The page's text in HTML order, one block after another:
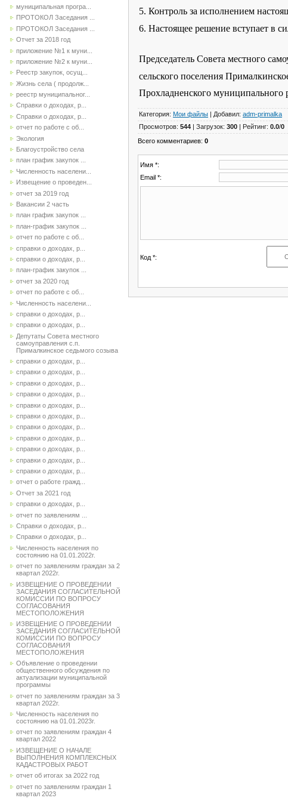
муниципальная програ...
ПРОТОКОЛ Заседания ...
ПРОТОКОЛ Заседания ...
Отчет за 2018 год
приложение №1 к муни...
приложение №2 к муни...
Реестр закупок, осущ...
Жизнь села ( продолж...
реестр муниципальног...
Справки о доходах, р...
Справки о доходах, р...
отчет по работе с об...
Экология
Благоустройство села
план график закупок ...
Численность населени...
Извещение о проведен...
отчет за 2019 год
Вакансии 2 часть
план график закупок ...
план-график закупок ...
отчет по работе с об...
справки о доходах, р...
справки о доходах, р...
план-график закупок ...
отчет за 2020 год
отчет по работе с об...
Численность населени...
справки о доходах, р...
справки о доходах, р...
Депутаты Совета местного
самоуправления с.п.
Прималкинское седьмого созыва
справки о доходах, р...
справки о доходах, р...
справки о доходах, р...
справки о доходах, р...
справки о доходах, р...
справки о доходах, р...
справки о доходах, р...
справки о доходах, р...
справки о доходах, р...
справки о доходах, р...
справки о доходах, р...
отчет о работе гражд...
Отчет за 2021 год
справки о доходах, р...
отчет по заявлениям ...
Справки о доходах, р...
Справки о доходах, р...
Численность населения по
состоянию на 01.01.2022г.
отчет по заявлениям граждан за 2
квартал 2022г.
ИЗВЕЩЕНИЕ О ПРОВЕДЕНИИ
ЗАСЕДАНИЯ СОГЛАСИТЕЛЬНОЙ
КОМИССИИ ПО ВОПРОСУ
СОГЛАСОВАНИЯ
МЕСТОПОЛОЖЕНИЯ
ИЗВЕЩЕНИЕ О ПРОВЕДЕНИИ
ЗАСЕДАНИЯ СОГЛАСИТЕЛЬНОЙ
КОМИССИИ ПО ВОПРОСУ
СОГЛАСОВАНИЯ
МЕСТОПОЛОЖЕНИЯ
Объявление о проведении
общественного обсуждения по
актуализации муниципальной
программы
отчет по заявлениям граждан за 3
квартал 2022г.
Численность населения по
состоянию на 01.01.2023г.
отчет по заявлениям граждан 4
квартал 2022
ИЗВЕЩЕНИЕ О НАЧАЛЕ
ВЫПОЛНЕНИЯ КОМПЛЕКСНЫХ
КАДАСТРОВЫХ РАБОТ
отчет об итогах за 2022 год
отчет по заявлениям граждан 1
квартал 2023
5. Контроль за исполнением
6. Настоящее решение вступает в
Председатель Совета местного
сельского поселения
Прохладненского
Категория: Мои файлы | Добавил: adm-primalka
Просмотров: 544 | Загрузок: 300 | Рейтинг: 0.0/0
Всего комментариев: 0
Имя *:
Email *:
Код *: